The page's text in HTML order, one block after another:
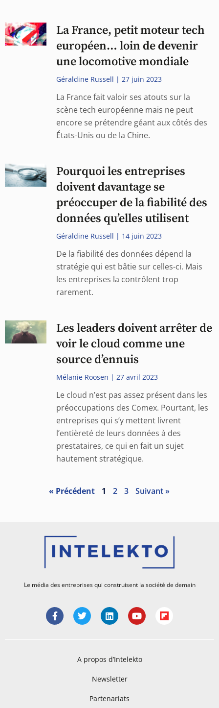
La France, petit moteur tech
européen… loin de devenir
une locomotive mondiale
Géraldine Russell 27 juin 2023
La France fait valoir ses atouts sur la
scène tech européenne mais ne peut
encore se prétendre géant aux côtés des
États-Unis ou de la Chine.
Pourquoi les entreprises
doivent davantage se
préoccuper de la fiabilité des
données qu’elles utilisent
Géraldine Russell 14 juin 2023
De la fiabilité des données dépend la
stratégie qui est bâtie sur celles-ci. Mais
les entreprises la contrôlent trop
rarement.
Les leaders doivent arrêter de
voir le cloud comme une
source d’ennuis
Mélanie Roosen 27 avril 2023
Le cloud n’est pas assez présent dans les
préoccupations des Comex. Pourtant, les
entreprises qui s’y mettent livrent
l’entièreté de leurs données à des
prestataires, ce qui en fait un sujet
hautement stratégique.
« Précédent 1 2 3 Suivant »
Le média des entreprises qui construisent la société de demain
A propos d’Intelekto
Newsletter
Partenariats